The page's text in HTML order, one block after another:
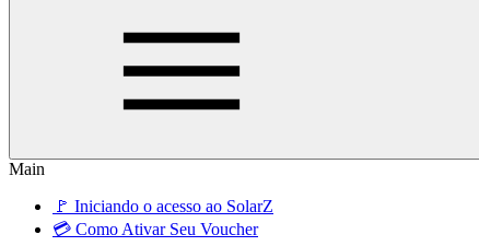
Main
🚩 Iniciando o acesso ao SolarZ
💳 Como Ativar Seu Voucher